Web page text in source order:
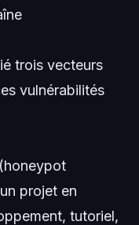
trois vecteurs
vulnérabilités
(honeypot
projet en
tutoriel,